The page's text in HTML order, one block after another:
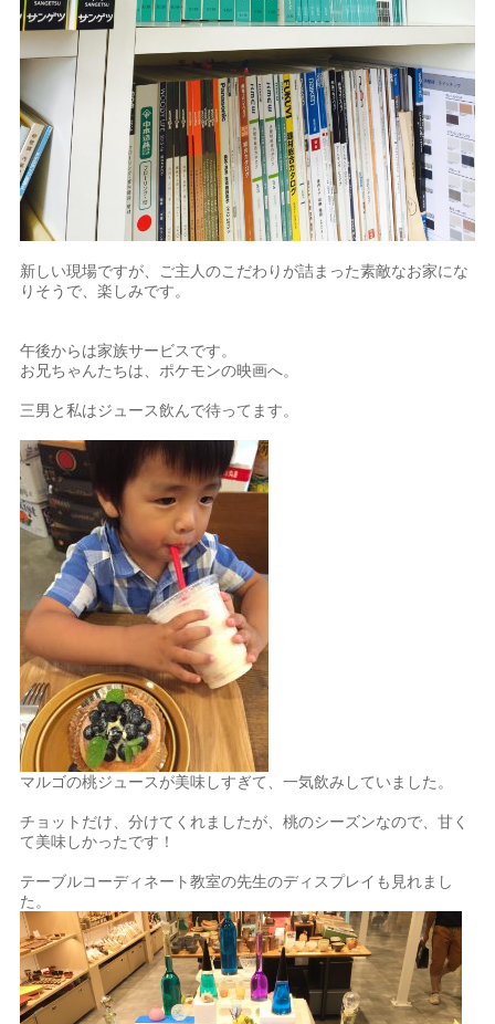
新しい現場ですが、ご主人のこだわりが詰まった素敵なお家にな
りそうで、楽しみです。
午後からは家族サービスです。
お兄ちゃんたちは、ポケモンの映画へ。
三男と私はジュース飲んで待ってます。
マルゴの桃ジュースが美味しすぎて、一気飲みしていました。
チョットだけ、分けてくれましたが、桃のシーズンなので、甘く
て美味しかったです！
テーブルコーディネート教室の先生のディスプレイも見れまし
た。